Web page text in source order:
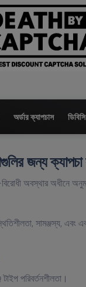
অর্ডার ক্যাপচাস
জন্য ক্যাপচা
বিরোধী অবস্থার
সামঞ্জস্য, এবং
পরিবর্তনশীলতা।